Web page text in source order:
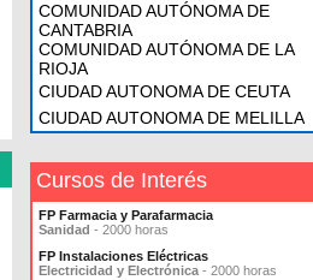
COMUNIDAD AUTÓNOMA DE
CANTABRIA
COMUNIDAD AUTÓNOMA DE LA
RIOJA
CIUDAD AUTONOMA DE CEUTA
CIUDAD AUTONOMA DE MELILLA
Cursos de Interés
FP Farmacia y Parafarmacia
Sanidad - 2000 horas
FP Instalaciones Eléctricas
Electricidad y Electrónica - 2000 horas